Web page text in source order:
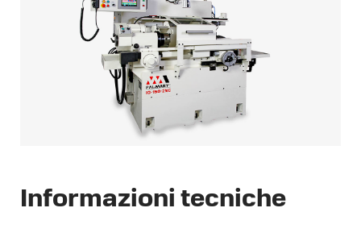
Informazioni tecniche